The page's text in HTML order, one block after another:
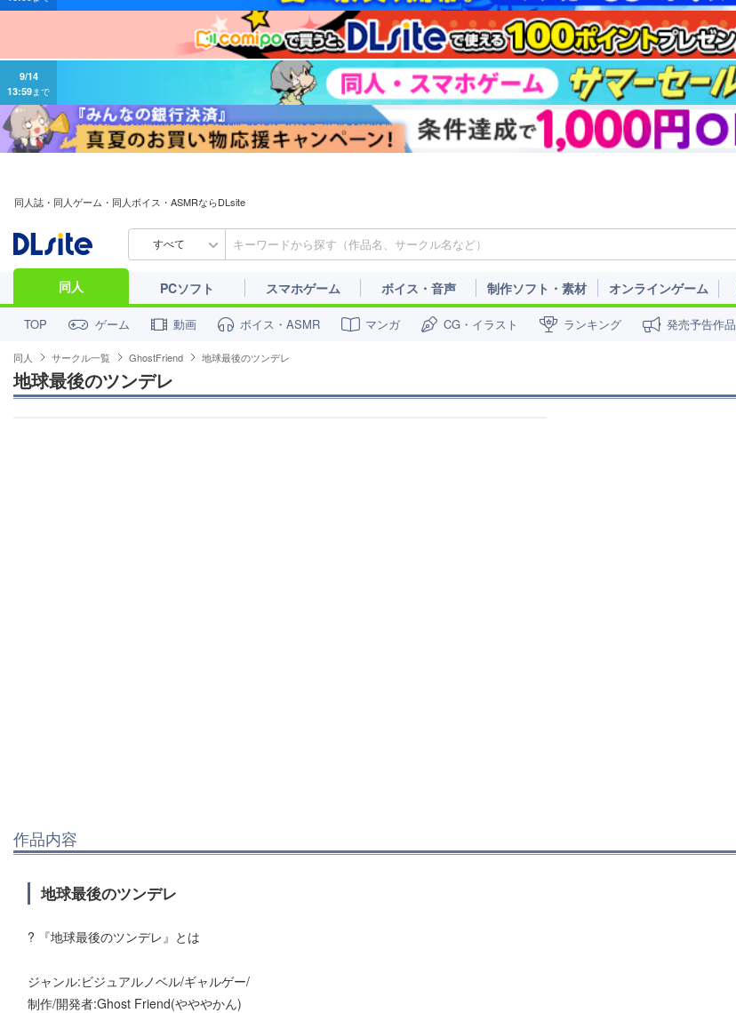
9/14
13:59まで
同人誌・同人ゲーム・同人ボイス・ASMRならDLsite
すべて
同人 PCソフト スマホゲーム ボイス・音声 制作ソフト・素材 オンラインゲーム
TOP ゲーム 動画 ボイス・ASMR マンガ CG・イラスト ランキング 発売予告作品
同人 サークル一覧 GhostFriend 地球最後のツンデレ
地球最後のツンデレ
作品内容
地球最後のツンデレ
? 『地球最後のツンデレ』とは
ジャンル:ビジュアルノベル/ギャルゲー/
制作/開発者:Ghost Friend(やややかん)